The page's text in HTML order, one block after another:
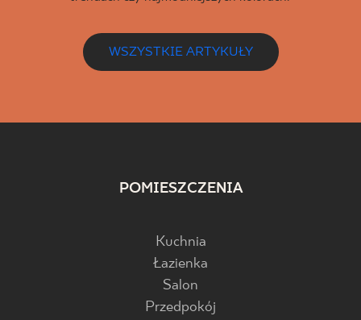
WSZYSTKIE ARTYKUŁY
POMIESZCZENIA
Kuchnia
Łazienka
Salon
Przedpokój